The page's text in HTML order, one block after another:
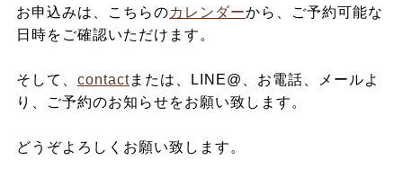
お申込みは、こちらのカレンダーから、ご予約可能な
日時をご確認いただけます。
そして、 contactまたは、LINE@、お電話、メールよ
り、ご予約のお知らせをお願い致します。
どうぞよろしくお願い致します。